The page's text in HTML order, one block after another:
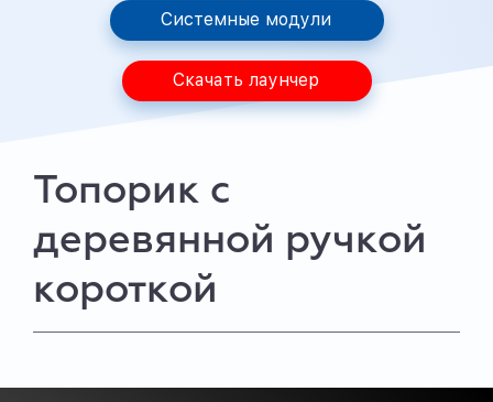
Системные модули
Скачать лаунчер
Топорик с
деревянной ручкой
короткой